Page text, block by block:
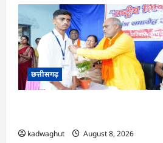
CG
:
‘वोकल
फॉर
लोकल’
से
मिल
रही
नई
पहचान,
सरोज
बढ़ाया
छत्तीसगढ़
kadwaghut
August 8, 2026